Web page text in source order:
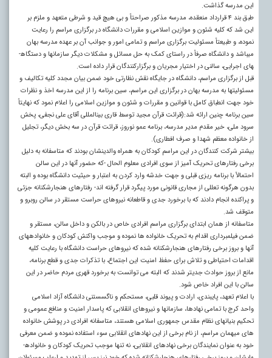
این مدرسه گذاشت.
طبق بند ۴ قرارداد منعقده، مدرسه مذکور صراحتاً و بی هیچ قید و شرطی متعهد و ملزم بر
این شد که کلیه شئون و موازین اسلامی و مقررات دانشگاه در برگزاری مراسم را رعایت
نموده، و طبیعتاً مسئولیت برگزاری مراسم و تمامی امور و جوانب آن بر عهده مدرسه بهان
می­باشد و دانشگاه صرفاً در راستای کمک به حل مسائل و مشکلات دیگر سازمان­ها و دستگاه­
های اجرایی، سالنی در اختیار مجریان و برگزارکنندگان قرار داده است.
قبل از برگزاری مراسم، دانشگاه در جایگاه نقش نظارتی خود ضمن بیان مجدد کلیه تکالیف و
مسئولیت­ها به مدرسه بهان در برگزاری این مراسم، سین برنامه را از این مدرسه اخذ و نظرات
خود جهت انطباق کامل با قوانین و مقررات و شئون و موازین اسلامی را اعلام نمود که نهایتاً
سین برنامه چنین ارائه شد:(قرائت قرآن مجید توسط قاری بین­المللی آقای علی نجفی، پخش
سرود ملی، خیر مقدم مدیر مدرسه، برنامه عمو نوروز، قرائت قرآن در سه بخش دیگر، تجلیل
از خانواده معظم شهدا و صرف افطاری).
بیش­تر شرکت کنندگان در این مراسم کودکان به همراه والدین­شان بودند که متاسفانه به دلیل
برخی رفتارهای تحریک آمیز از سوی افرادی معلوم الحال -که حضور آن­ها در این سالن
احتمالاً با برنامه ­ریزی قبلی و جهت خدشه وارد کردن به اعتبار و حیثیت دانشگاه بوده و البته
بدون هرگونه تعللی از مجاری قانونی مورد پیگرد قرار گرفته ­اند- رفتارهای هنجارشکنانه جزئی
و پراکنده انجام دادند که با برخورد جدی و قاطعانه نیروهای حراست مستقر در سالن روبرو و
متوقف شد.
متاسفانه از همان ابتدای برگزاری مراسم افرادی خاص در بالکن و داخل سالن، مستقر و
ضمن فیلمبرداری اقدام به تحریک خانواده ها نموده و موجب واکنش کودکان و خانواده­های
آن­ها و بروز برخی رفتارهای هنجارشکنانه شده که نیروهای حراست دانشگاه با رعایت کلیه
اقدامات احتیاطی و تلاش برای حفظ امنیت این اجتماع، با تذکرات جدی و قطع برنامه،
مانع از بروز حوادث جدی­تر شدند که البته می توانست به برخورد قهری مردم حاضر در این
سالن با این افراد خاص شود.
با اعلام تعهد، پایبندی، ارادت و پیوند قلبی، مستحکم و ناگسستنی دانشگاه آزاد اسلامی
واحد کرج با تمامی نهادها، سازمان­ها و نیروهای انقلابی که پاسدار امنیت و منافع عمومی و
تحکیم بنیان­های نظام مقدس جمهوری اسلامی هستند، متاسفانه افرادی در پوشش خانواده
های میهمان مراسم، از نام برخی از این نهادهای انقلابی سوء استفاده نموده و ضمن معرفی
خود به عنوان نمایندگان برخی نهادهای انقلابی، نه تنها موجب تحریک کودکان و خانواده­